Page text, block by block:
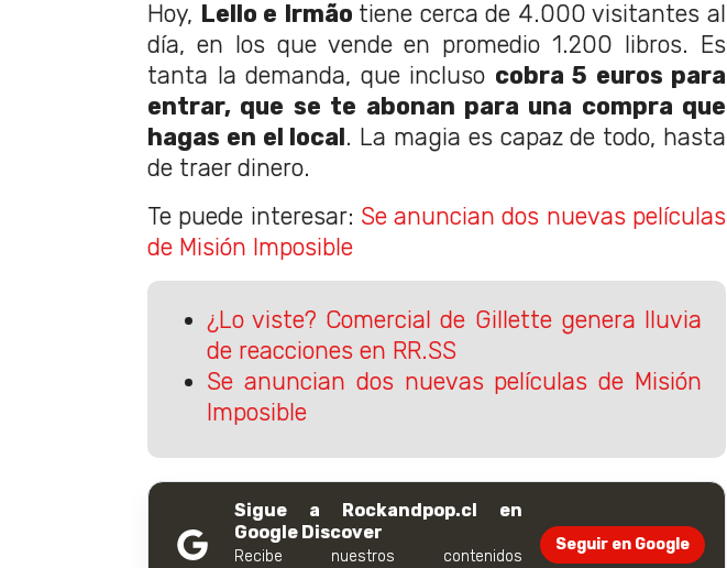
Hoy, Lello e Irmão tiene cerca de 4.000 visitantes al
día, en los que vende en promedio 1.200 libros. Es
tanta la demanda, que incluso cobra 5 euros para
entrar, que se te abonan para una compra que
hagas en el local . La magia es capaz de todo, hasta
de traer dinero.
Te puede interesar: Se anuncian dos nuevas películas
de Misión Imposible
¿Lo viste? Comercial de Gillette genera lluvia
de reacciones en RR.SS
Se anuncian dos nuevas películas de Misión
Imposible
Sigue a Rockandpop.cl en
Google Discover
Recibe nuestros contenidos
Seguir en Google